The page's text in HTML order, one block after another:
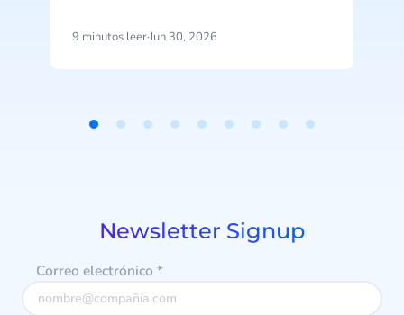
de teléfono al contactar con tu
identificas clientes, gestionas
9 minutos leer·Jun 30, 2026
Newsletter Signup
Correo electrónico *